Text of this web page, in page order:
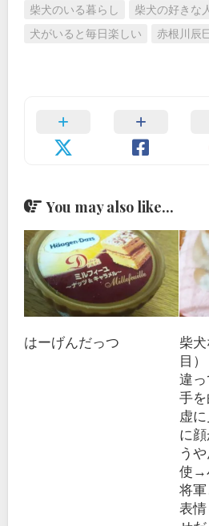
柴犬のいる暮らし
柴犬の好きな
犬がいると毎日楽しい
赤根川辰
You may also like...
はーげんだっつ
柴
目
違
手
虚
に
う
使→
将
表